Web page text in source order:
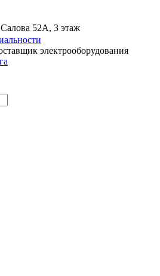
Салова 52А, 3 этаж
электрооборудования